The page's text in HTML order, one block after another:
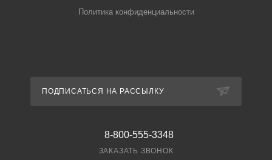
Политика конфиденциальности
ПОДПИСАТЬСЯ НА РАССЫЛКУ
8-800-555-3348
ЗАКАЗАТЬ ЗВОНОК